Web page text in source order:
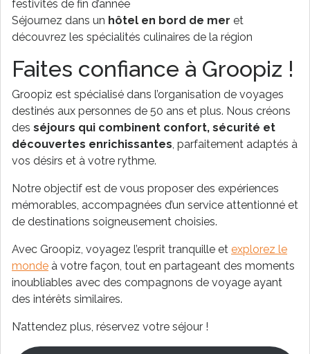
festivités de fin d’année
Séjournez dans un hôtel en bord de mer et
découvrez les spécialités culinaires de la région
Faites confiance à Groopiz !
Groopiz est spécialisé dans l’organisation de voyages
destinés aux personnes de 50 ans et plus. Nous créons
des séjours qui combinent confort, sécurité et
découvertes enrichissantes , parfaitement adaptés à
vos désirs et à votre rythme.
Notre objectif est de vous proposer des expériences
mémorables, accompagnées d’un service attentionné et
de destinations soigneusement choisies.
Avec Groopiz, voyagez l’esprit tranquille et explorez le
monde à votre façon, tout en partageant des moments
inoubliables avec des compagnons de voyage ayant
des intérêts similaires.
N’attendez plus, réservez votre séjour !